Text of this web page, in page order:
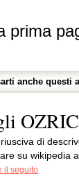
prima
anche questi
di
su wikipedia
il seguito